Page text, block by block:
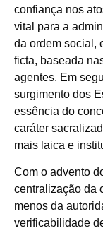
confiança nos
vital para a
da ordem social,
ficta, baseada
agentes. Em
surgimento dos
essência do
caráter
mais laica e
Com o advento
centralização da
menos da
verificabilidade